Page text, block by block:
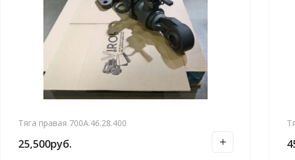
Тяга правая 700А.46.28.400
25,500руб.